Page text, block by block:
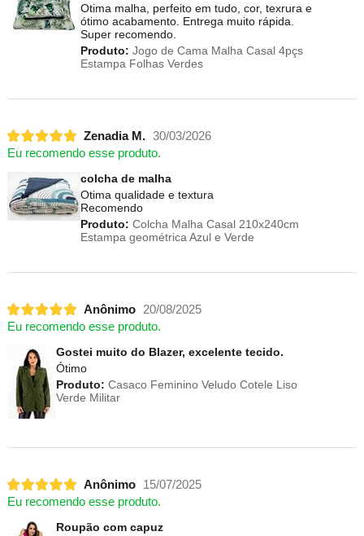
Otima malha, perfeito em tudo, cor, texrura e
ótimo acabamento. Entrega muito rápida.
Super recomendo.
Produto: Jogo de Cama Malha Casal 4pçs
Estampa Folhas Verdes
Zenadia M. 30/03/2026
Eu recomendo esse produto.
colcha de malha
Otima qualidade e textura
Recomendo
Produto: Colcha Malha Casal 210x240cm
Estampa geométrica Azul e Verde
Anônimo
20/08/2025
Eu recomendo esse produto.
Gostei muito do Blazer, excelente tecido.
Ótimo
Produto: Casaco Feminino Veludo Cotele Liso
Verde Militar
Anônimo
15/07/2025
Eu recomendo esse produto.
Roupão com capuz